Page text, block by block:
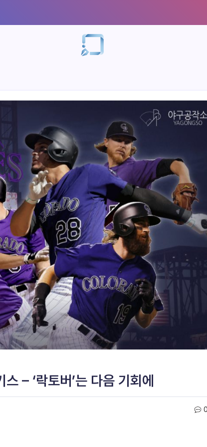
– ‘락토버’는 다음 기회에